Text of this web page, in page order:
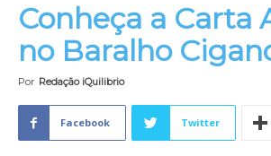
Conheça a Carta
no Baralho
Por Redação iQuilibrio
Facebook Twitter